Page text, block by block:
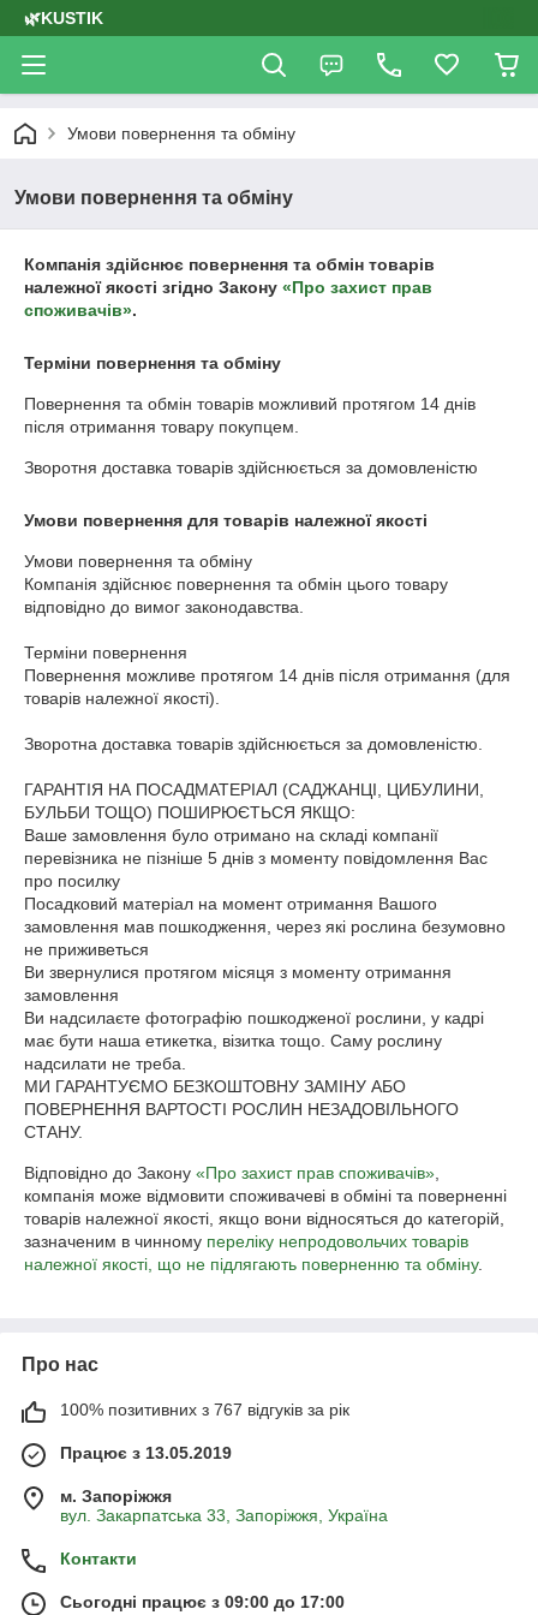
🌿KUSTIK
Умови повернення та обміну
Умови повернення та обміну
Компанія здійснює повернення та обмін товарів
належної якості згідно Закону «Про захист прав
споживачів».
Терміни повернення та обміну
Повернення та обмін товарів можливий протягом 14 днів
після отримання товару покупцем.
Зворотня доставка товарів здійснюється за домовленістю
Умови повернення для товарів належної якості
Умови повернення та обміну
Компанія здійснює повернення та обмін цього товару
відповідно до вимог законодавства.
Терміни повернення
Повернення можливе протягом 14 днів після отримання (для
товарів належної якості).
Зворотна доставка товарів здійснюється за домовленістю.
ГАРАНТІЯ НА ПОСАДМАТЕРІАЛ (САДЖАНЦІ, ЦИБУЛИНИ,
БУЛЬБИ ТОЩО) ПОШИРЮЄТЬСЯ ЯКЩО:
Ваше замовлення було отримано на складі компанії
перевізника не пізніше 5 днів з моменту повідомлення Вас
про посилку
Посадковий матеріал на момент отримання Вашого
замовлення мав пошкодження, через які рослина безумовно
не приживеться
Ви звернулися протягом місяця з моменту отримання
замовлення
Ви надсилаєте фотографію пошкодженої рослини, у кадрі
має бути наша етикетка, візитка тощо. Саму рослину
надсилати не треба.
МИ ГАРАНТУЄМО БЕЗКОШТОВНУ ЗАМІНУ АБО
ПОВЕРНЕННЯ ВАРТОСТІ РОСЛИН НЕЗАДОВІЛЬНОГО
СТАНУ.
Відповідно до Закону «Про захист прав споживачів»
компанія може відмовити споживачеві в обміні та поверненні
товарів належної якості, якщо вони відносяться до категорій,
зазначеним в чинному переліку непродовольчих товарів
належної якості, що не підлягають поверненню та обміну.
Про нас
100% позитивних з 767 відгуків за рік
Працює з 13.05.2019
м. Запоріжжя
вул. Закарпатська 33, Запоріжжя, Україна
Контакти
Сьогодні працює з 09:00 до 17:00